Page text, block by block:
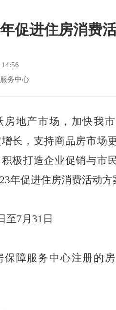
促进住房消费
务中心
地产市场， 加快我
长，支持商品房市场
极打造企业促销与市
年促进住房消费活动方
至7月31日
保障服务中心注册的